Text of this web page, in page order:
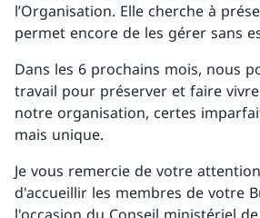
l’Organisation. Elle cherche à
permet encore de les gérer sans
Dans les 6 prochains mois, nous
travail pour préserver et faire
notre organisation, certes
mais unique.
Je vous remercie de votre
d'accueillir les membres de votre